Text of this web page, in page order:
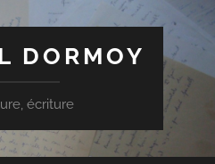
DORMOY
écriture